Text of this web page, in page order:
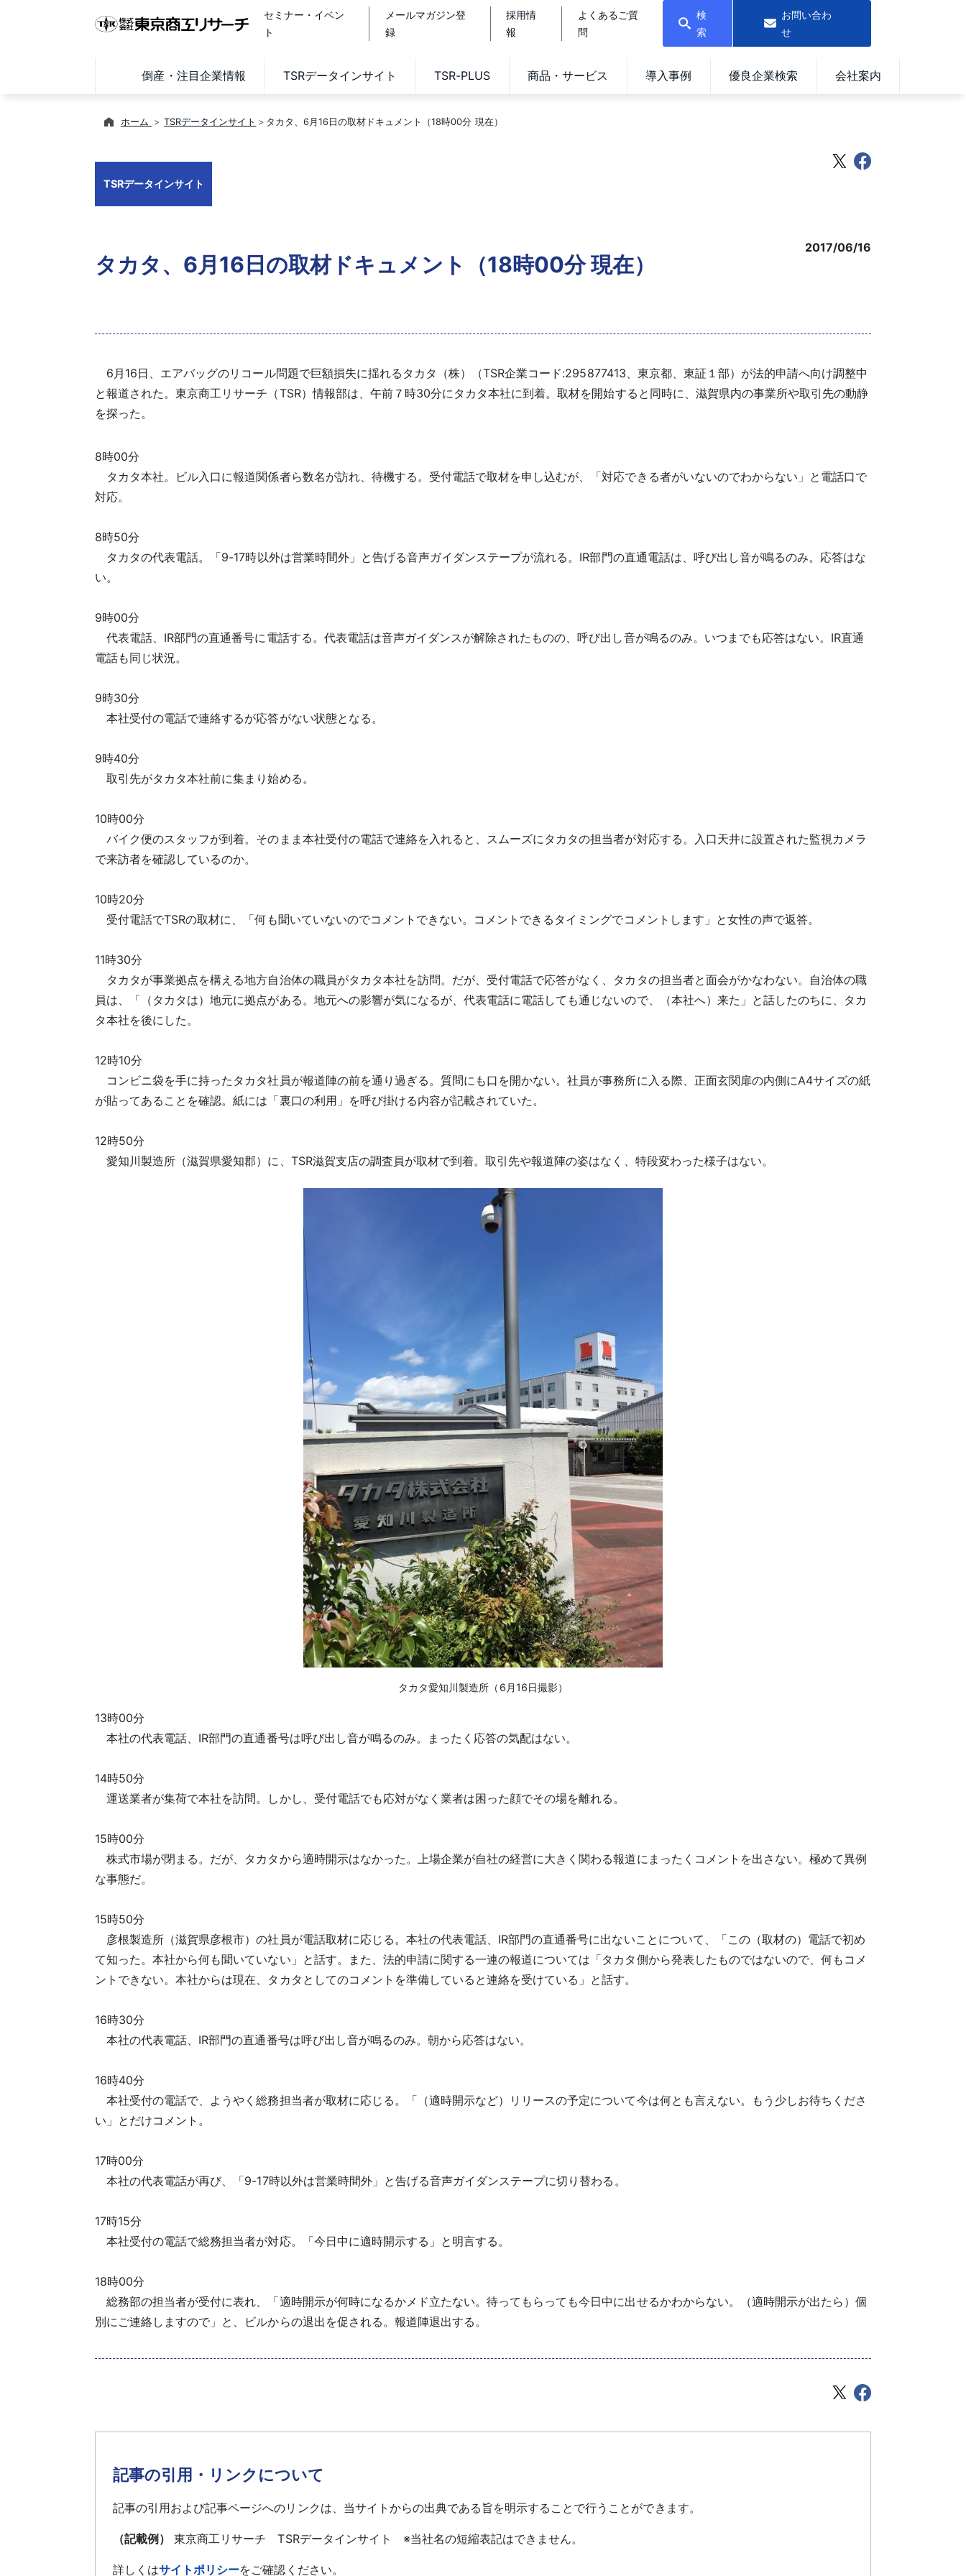
セミナー・イベン
ト
メールマガジン登
録
採用情
報
よくあるご質
問
検
索
お問い合わ
せ
倒産・注目企業情報 TSRデータインサイト TSR-PLUS 商品・サービス 導入事例 優良企業検索 会社案内
ホーム TSRデータインサイト タカタ、6月16日の取材ドキュメント（18時00分 現在）
TSRデータインサイト
タカタ、6月16日の取材ドキュメント（18時00分 現在）
2017/06/16
6月16日、エアバッグのリコール問題で巨額損失に揺れるタカタ（株）（TSR企業コード:295877413、東京都、東証１部）が法的申請へ向け調整中
と報道された。東京商工リサーチ（TSR）情報部は、午前７時30分にタカタ本社に到着。取材を開始すると同時に、滋賀県内の事業所や取引先の動静
を探った。
8時00分
タカタ本社。ビル入口に報道関係者ら数名が訪れ、待機する。受付電話で取材を申し込むが、「対応できる者がいないのでわからない」と電話口で
対応。
8時50分
タカタの代表電話。「9-17時以外は営業時間外」と告げる音声ガイダンステープが流れる。IR部門の直通電話は、呼び出し音が鳴るのみ。応答はな
い。
9時00分
代表電話、IR部門の直通番号に電話する。代表電話は音声ガイダンスが解除されたものの、呼び出し音が鳴るのみ。いつまでも応答はない。IR直通
電話も同じ状況。
9時30分
本社受付の電話で連絡するが応答がない状態となる。
9時40分
取引先がタカタ本社前に集まり始める。
10時00分
バイク便のスタッフが到着。そのまま本社受付の電話で連絡を入れると、スムーズにタカタの担当者が対応する。入口天井に設置された監視カメラ
で来訪者を確認しているのか。
10時20分
受付電話でTSRの取材に、「何も聞いていないのでコメントできない。コメントできるタイミングでコメントします」と女性の声で返答。
11時30分
タカタが事業拠点を構える地方自治体の職員がタカタ本社を訪問。だが、受付電話で応答がなく、タカタの担当者と面会がかなわない。自治体の職
員は、「（タカタは）地元に拠点がある。地元への影響が気になるが、代表電話に電話しても通じないので、（本社へ）来た」と話したのちに、タカ
タ本社を後にした。
12時10分
コンビニ袋を手に持ったタカタ社員が報道陣の前を通り過ぎる。質問にも口を開かない。社員が事務所に入る際、正面玄関扉の内側にA4サイズの紙
が貼ってあることを確認。紙には「裏口の利用」を呼び掛ける内容が記載されていた。
12時50分
愛知川製造所（滋賀県愛知郡）に、TSR滋賀支店の調査員が取材で到着。取引先や報道陣の姿はなく、特段変わった様子はない。
タカタ愛知川製造所（6月16日撮影）
13時00分
本社の代表電話、IR部門の直通番号は呼び出し音が鳴るのみ。まったく応答の気配はない。
14時50分
運送業者が集荷で本社を訪問。しかし、受付電話でも応対がなく業者は困った顔でその場を離れる。
15時00分
株式市場が閉まる。だが、タカタから適時開示はなかった。上場企業が自社の経営に大きく関わる報道にまったくコメントを出さない。極めて異例
な事態だ。
15時50分
彦根製造所（滋賀県彦根市）の社員が電話取材に応じる。本社の代表電話、IR部門の直通番号に出ないことについて、「この（取材の）電話で初め
て知った。本社から何も聞いていない」と話す。また、法的申請に関する一連の報道については「タカタ側から発表したものではないので、何もコメ
ントできない。本社からは現在、タカタとしてのコメントを準備していると連絡を受けている」と話す。
16時30分
本社の代表電話、IR部門の直通番号は呼び出し音が鳴るのみ。朝から応答はない。
16時40分
本社受付の電話で、ようやく総務担当者が取材に応じる。「（適時開示など）リリースの予定について今は何とも言えない。もう少しお待ちくださ
い」とだけコメント。
17時00分
本社の代表電話が再び、「9-17時以外は営業時間外」と告げる音声ガイダンステープに切り替わる。
17時15分
本社受付の電話で総務担当者が対応。「今日中に適時開示する」と明言する。
18時00分
総務部の担当者が受付に表れ、「適時開示が何時になるかメド立たない。待ってもらっても今日中に出せるかわからない。（適時開示が出たら）個
別にご連絡しますので」と、ビルからの退出を促される。報道陣退出する。
記事の引用・リンクについて
記事の引用および記事ページへのリンクは、当サイトからの出典である旨を明示することで行うことができます。
（記載例） 東京商工リサーチ TSRデータインサイト ※当社名の短縮表記はできません。
詳しくはサイトポリシーをご確認ください。